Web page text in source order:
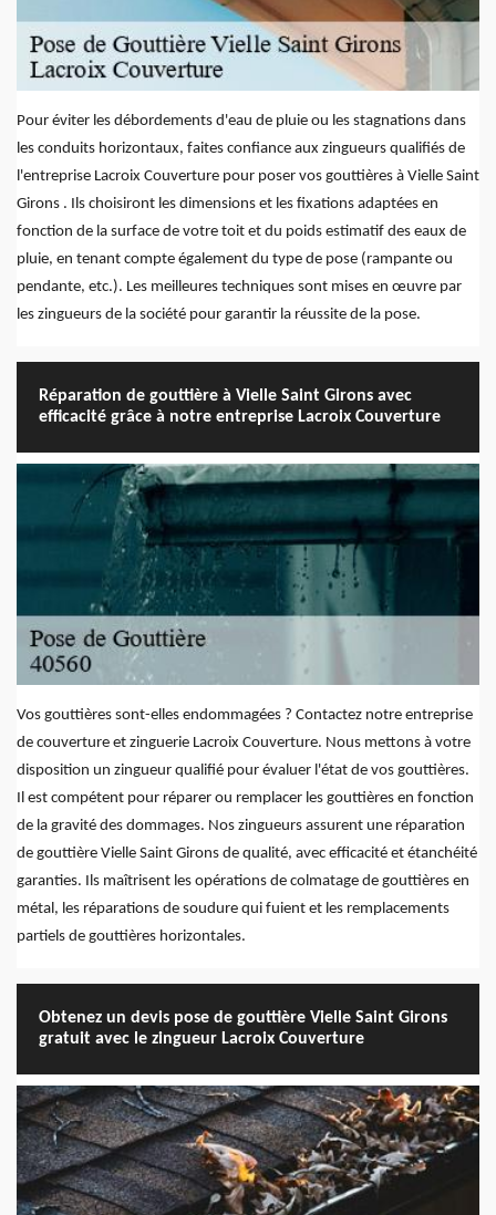
Pour éviter les débordements d'eau de pluie ou les stagnations dans
les conduits horizontaux, faites confiance aux zingueurs qualifiés de
l'entreprise Lacroix Couverture pour poser vos gouttières à Vielle Saint
Girons . Ils choisiront les dimensions et les fixations adaptées en
fonction de la surface de votre toit et du poids estimatif des eaux de
pluie, en tenant compte également du type de pose (rampante ou
pendante, etc.). Les meilleures techniques sont mises en œuvre par
les zingueurs de la société pour garantir la réussite de la pose.
Réparation de gouttière à Vielle Saint Girons avec
efficacité grâce à notre entreprise Lacroix Couverture
Vos gouttières sont-elles endommagées ? Contactez notre entreprise
de couverture et zinguerie Lacroix Couverture. Nous mettons à votre
disposition un zingueur qualifié pour évaluer l'état de vos gouttières.
Il est compétent pour réparer ou remplacer les gouttières en fonction
de la gravité des dommages. Nos zingueurs assurent une réparation
de gouttière Vielle Saint Girons de qualité, avec efficacité et étanchéité
garanties. Ils maîtrisent les opérations de colmatage de gouttières en
métal, les réparations de soudure qui fuient et les remplacements
partiels de gouttières horizontales.
Obtenez un devis pose de gouttière Vielle Saint Girons
gratuit avec le zingueur Lacroix Couverture